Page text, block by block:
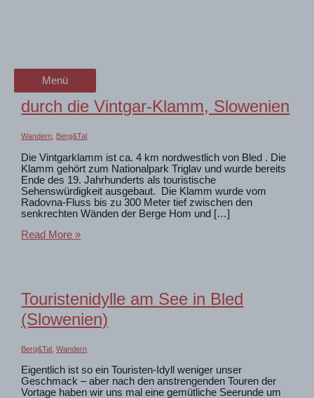
Menü
Menü
durch die Vintgar-Klamm, Slowenien
Wandern Berg&Tal
Die Vintgarklamm ist ca. 4 km nordwestlich von Bled . Die
Klamm gehört zum Nationalpark Triglav und wurde bereits
Ende des 19. Jahrhunderts als touristische
Sehenswürdigkeit ausgebaut. Die Klamm wurde vom
Radovna-Fluss bis zu 300 Meter tief zwischen den
senkrechten Wänden der Berge Hom und […]
durch
Read More »
Touristenidylle am See in Bled
(Slowenien)
Berg&Tal ,Wandern
Eigentlich ist so ein Touristen-Idyll weniger unser
Geschmack – aber nach den anstrengenden Touren der
Vortage haben wir uns mal eine gemütliche Seerunde um